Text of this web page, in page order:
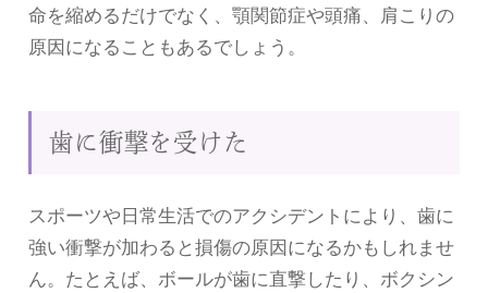
命を縮めるだけでなく、顎関節症や頭痛、肩こりの
原因になることもあるでしょう。
歯に衝撃を受けた
スポーツや日常生活でのアクシデントにより、歯に
強い衝撃が加わると損傷の原因になるかもしれませ
ん。たとえば、ボールが歯に直撃したり、ボクシン